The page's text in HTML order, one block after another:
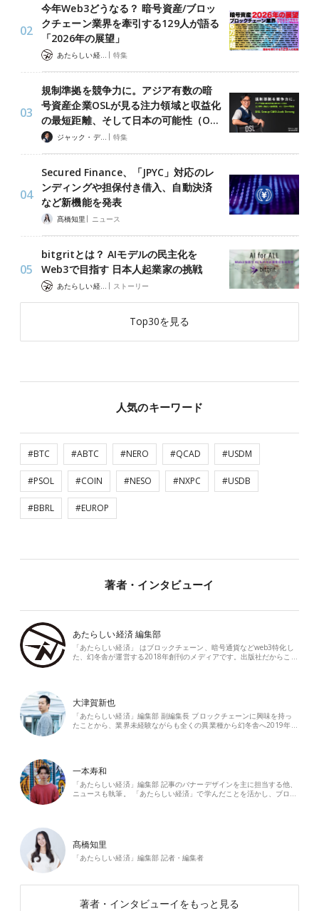
今年Web3どうなる？ 暗号資産/ブロッ
クチェーン業界を牽引する129人が語る
「2026年の展望」
あたらしい経済 編集部 | 特集
規制準拠を競争力に。アジア有数の暗
号資産企業OSLが見る注力領域と収益化
の最短距離、そして日本の可能性（O…
ジャック・デロン（Jack Derong） | 特集
Secured Finance、「JPYC」対応のレ
ンディングや担保付き借入、自動決済
など新機能を発表
髙橋知里 | ニュース
bitgritとは？ AIモデルの民主化を
Web3で目指す 日本人起業家の挑戦
あたらしい経済 編集部 | ストーリー
Top30を見る
人気のキーワード
#BTC #ABTC #NERO #QCAD #USDM
#PSOL #COIN #NESO #NXPC #USDB
#BBRL #EUROP
著者・インタビューイ
あたらしい経済 編集部
「あたらしい経済」 はブロックチェーン、暗号通貨などweb3特化し
た、幻冬舎が運営する2018年創刊のメディアです。出版社だからこ…
大津賀新也
「あたらしい経済」編集部 副編集長 ブロックチェーンに興味を持っ
たことから、業界未経験ながらも全くの異業種から幻冬舎へ2019年…
一本寿和
「あたらしい経済」編集部 記事のバナーデザインを主に担当する他、
ニュースも執筆。 「あたらしい経済」で学んだことを活かし、ブロ…
髙橋知里
「あたらしい経済」編集部 記者・編集者
著者・インタビューイをもっと見る